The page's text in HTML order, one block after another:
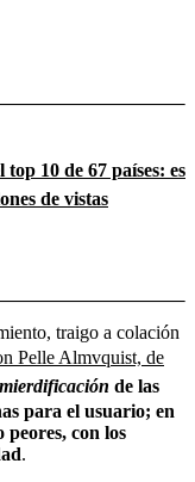
10 de 67 países: es
de vistas
traigo a colación
Pelle Almvquist, de
mierdificación de las
para el usuario; en
peores, con los
.